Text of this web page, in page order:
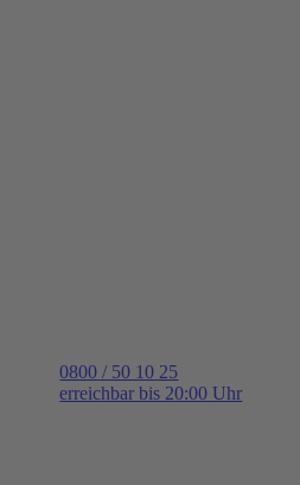
0800 / 50 10 25
erreichbar bis 20:00 Uhr